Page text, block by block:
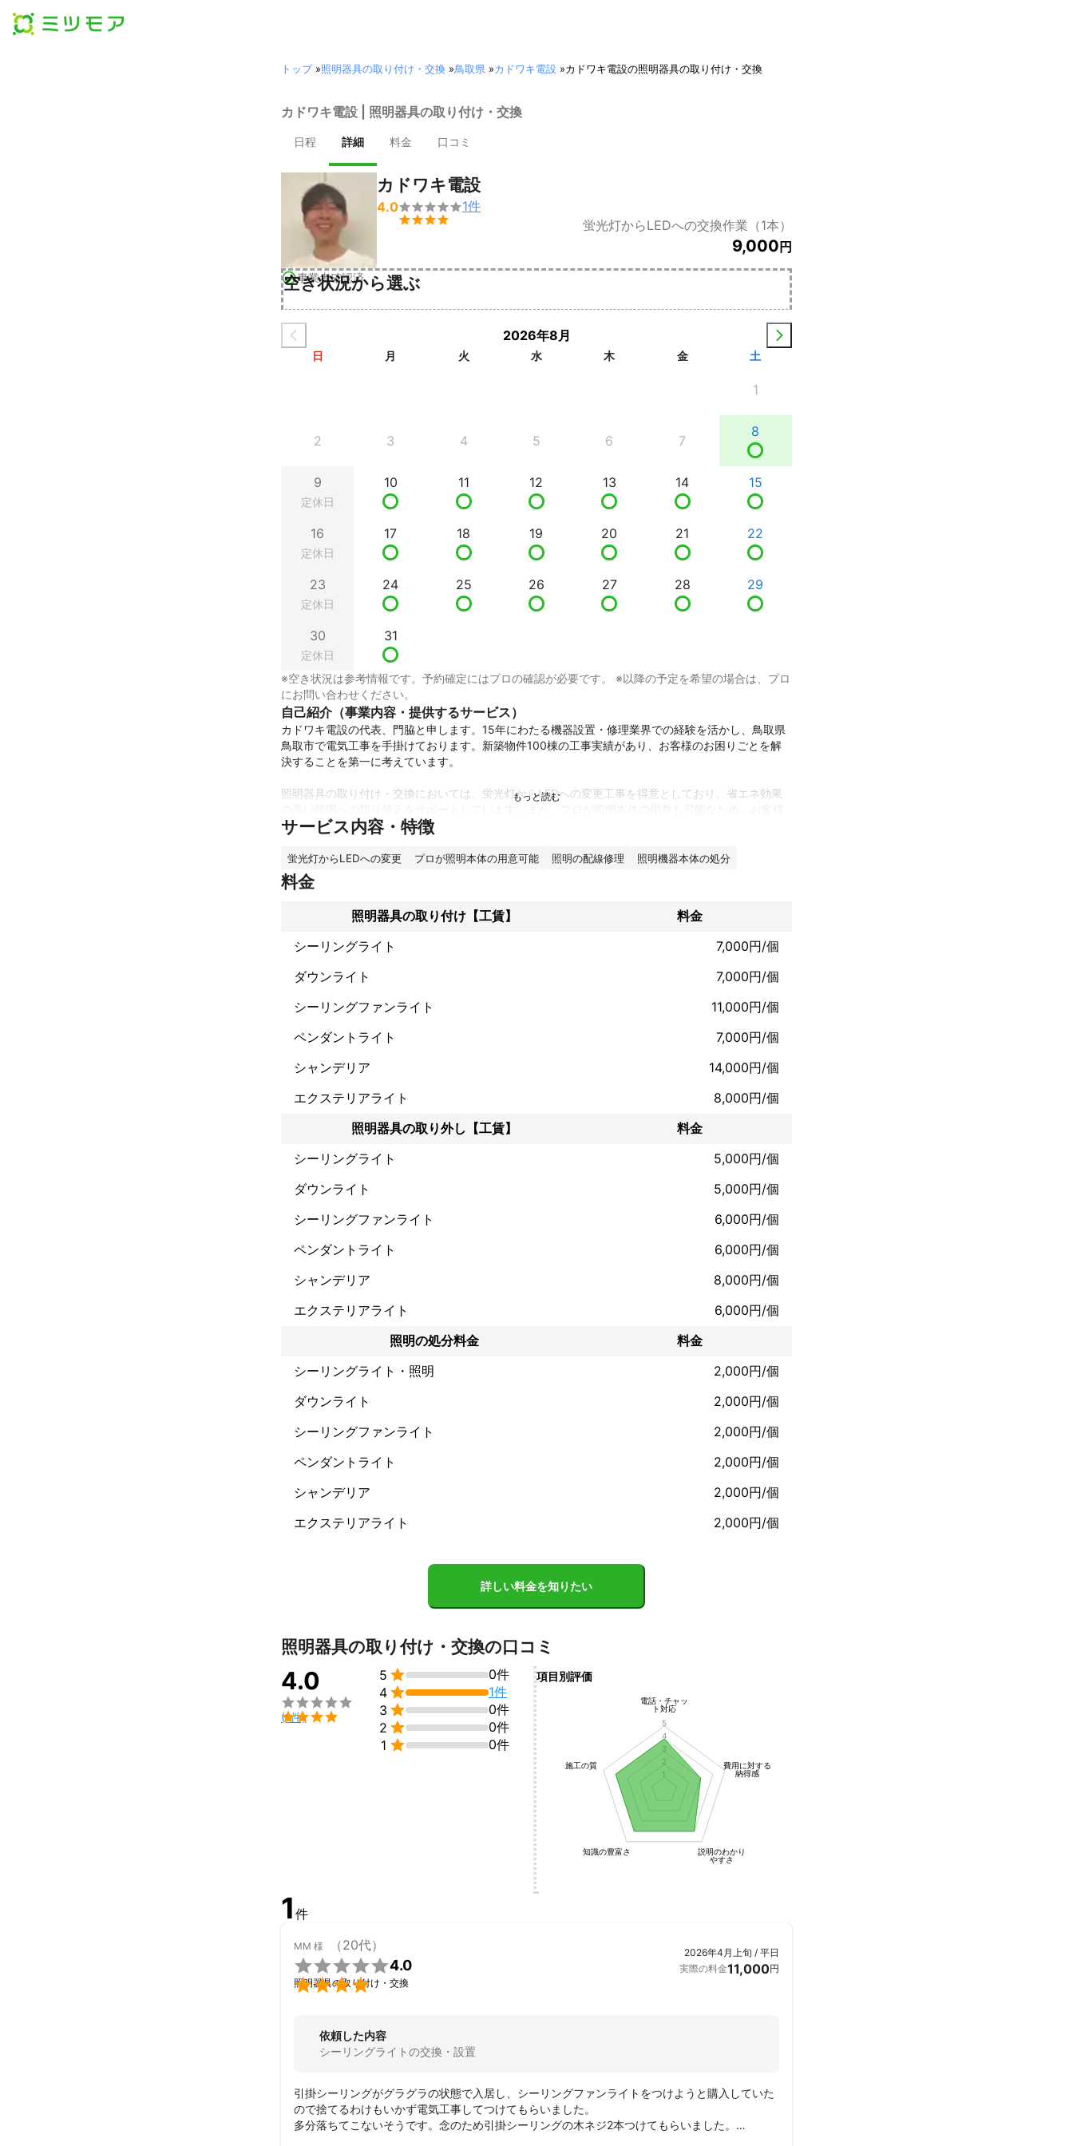
トップ»照明器具の取り付け・交換 »鳥取県 »カドワキ電設 »カドワキ電設の照明器具の取り付け・交換
カドワキ電設 | 照明器具の取り付け・交換
日程 詳細 料金 口コミ
事業者確認済
カドワキ電設
4.0

1件
蛍光灯からLEDへの交換作業（1本）
9,000 円
空き状況から選ぶ
2026年8月
日 月 火 水 木 金 土
1
2 3 4 5 6 7
8
9
定休日
10 11 12 13 14 15
16
定休日
17 18 19 20 21 22
23
定休日
24 25 26 27 28 29
30
定休日
31
※空き状況は参考情報です。予約確定にはプロの確認が必要です。 ※以降の予定を希望の場合は、プロ
にお問い合わせください。
自己紹介（事業内容・提供するサービス）
カドワキ電設の代表、門脇と申します。15年にわたる機器設置・修理業界での経験を活かし、鳥取県
鳥取市で電気工事を手掛けております。新築物件100棟の工事実績があり、お客様のお困りごとを解
決することを第一に考えています。
照明器具の取り付け・交換においては、蛍光灯からLEDへの変更工事を得意としており、省エネ効果
に最適な器具選びからお任せいただけます。さらに、照明の配線修理にも対応しており、電気的なト
当社では、お客様の要望を丁寧にヒアリングし、最善の解決策を提案することを心がけています。照
明機器本体の処分も承っているため、古い器具の取り外しから新しい照明の設置まで一貫してお任せ
た最善の提案を続けてまいります。
これまでの実績
鳥取県鳥取市で電気工事、エアコン工事をしています。
新築物件100棟、エアコン工事多数、その他電気工事をこなしているので安心してお任せ下さい。
お客様のお困りごとを解決します。/ご要望に沿った最善の提案を心がけています。/
サービス内容・特徴
蛍光灯からLEDへの変更 プロが照明本体の用意可能 照明の配線修理 照明機器本体の処分
料金
照明器具の取り付け【工賃】
料金
シーリングライト
7,000円/個
ダウンライト
7,000円/個
シーリングファンライト
11,000円/個
ペンダントライト
7,000円/個
シャンデリア
14,000円/個
エクステリアライト
8,000円/個
照明器具の取り外し【工賃】
料金
シーリングライト
5,000円/個
ダウンライト
5,000円/個
シーリングファンライト
6,000円/個
ペンダントライト
6,000円/個
シャンデリア
8,000円/個
エクステリアライト
6,000円/個
照明の処分料金
料金
シーリングライト・照明
2,000円/個
ダウンライト
2,000円/個
シーリングファンライト
2,000円/個
ペンダントライト
2,000円/個
シャンデリア
2,000円/個
エクステリアライト
2,000円/個
詳しい料金を知りたい
照明器具の取り付け・交換の口コミ
4.0


(1件)
5 
0件
4 
1件
3 
0件
2 
0件
1  0件
項目別評価
電話・チャッ
ト対応
費用に対する
納得感
説明のわかり
やすさ
知識の豊富さ
施工の質
1
2
3
4
5
1 件
MM 様 （20代）


4.0
照明器具の取り付け・交換
2026年4月上旬 / 平日
実際の料金11,000円
依頼した内容
シーリングライトの交換・設置
引掛シーリングがグラグラの状態で入居し、シーリングファンライトをつけようと購入していた
ので捨てるわけもいかず電気工事してつけてもらいました。
多分落ちてこないそうです。念のため引掛シーリングの木ネジ2本つけてもらいました。